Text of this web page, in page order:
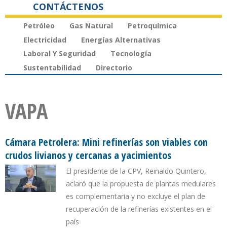
CONTÁCTENOS
Petróleo Gas Natural
Petroquímica
Electricidad
Energías Alternativas
Laboral Y Seguridad
Tecnología
Sustentabilidad
Directorio
VAPA
Cámara Petrolera: Mini refinerías son viables con
crudos livianos y cercanas a yacimientos
El presidente de la CPV, Reinaldo Quintero,
aclaró que la propuesta de plantas medulares
es complementaria y no excluye el plan de
recuperación de la refinerías existentes en el
país